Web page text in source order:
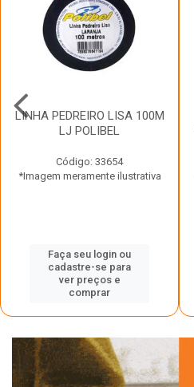
LINHA PEDREIRO LISA 100M
LJ POLIBEL
Código: 33654
*Imagem meramente ilustrativa
Faça seu login ou
cadastre-se para
ver preços e
comprar